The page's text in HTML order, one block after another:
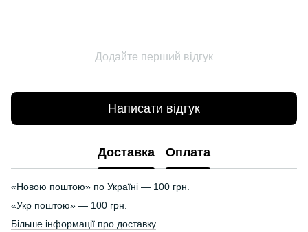
Додайте перший відгук
Написати відгук
Доставка Оплата
«Новою поштою» по Україні — 100 грн.
«Укр поштою» — 100 грн.
Більше інформації про доставку